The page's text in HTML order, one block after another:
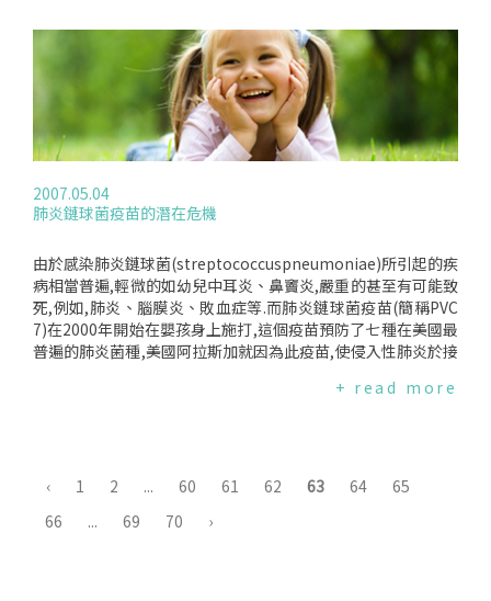
使用7天的安慰劑,月經還是一年13次,並不會影響到月經週期；
但是,另一種口服避孕藥可以連續服用84天,使月經的週期減少到
一年四次,因此取其名為"季經藥".季經藥的擁護者表示,抑制月
經是很安全、甚至是有益的,因為月經其實是多餘的,甚至不健康
的；他們相信月經的週期為28天是現代化的結果,也就是現代女
性因為飲食、生活方式、生產次數等的改變,使現代人的月經次
事實上,月經對女性來說,除了表示其有生育力外,也是一種健康
的象徵,因為女性可能因為不健康、營養不良或是壓力過大而使
體是否正常的運作.而且,使用藥物來控制或是抑制自然的生理作
用,對健康會不會有影響都還是未知數.因此,目前最重要的問題,
應該是這些藥物究竟是不是安全有效？它有可能造成的風險和
益處是什麼？哪些人可以使用這些藥物？女性在使用這些藥物
前,是不是得到了充足的資訊？
2007.05.04
肺炎鏈球菌疫苗的潛在危機
由於感染肺炎鏈球菌(streptococcuspneumoniae)所引起的疾
病相當普遍,輕微的如幼兒中耳炎、鼻竇炎,嚴重的甚至有可能致
死,例如,肺炎、腦膜炎、敗血症等.而肺炎鏈球菌疫苗(簡稱PVC
7)在2000年開始在嬰孩身上施打,這個疫苗預防了七種在美國最
普遍的肺炎菌種,美國阿拉斯加就因為此疫苗,使侵入性肺炎於接
C)的研究員Dr.RosalynSingelton及其研究團隊發現,那些疫苗
的三年內,阿拉斯加當地二歲以下孩童感染侵入式肺炎疾病的比
資料時,發現二歲以下孩童感染侵入式肺炎疾病的比例竟回升了
+ read more
‹ 1 2 ... 60 61 62 63 64
65
66
... 69 70 ›